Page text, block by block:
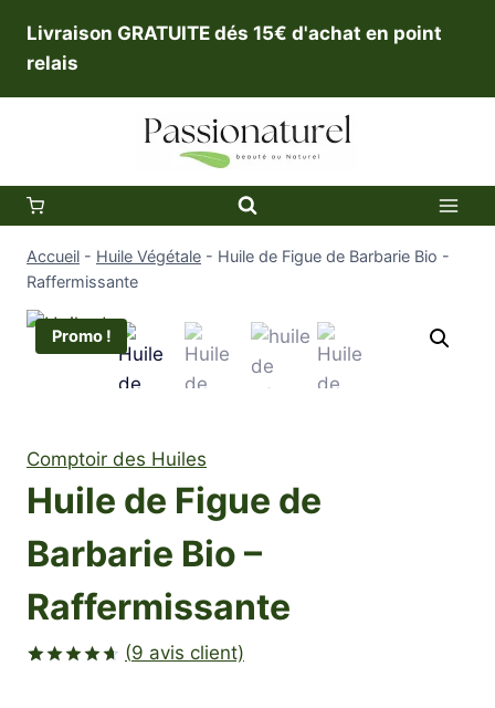
contenu
Livraison GRATUITE dés 15€ d'achat en point
relais
Accueil - Huile Végétale - Huile de Figue de Barbarie Bio -
Raffermissante
Promo !
Comptoir des Huiles
Huile de Figue de
Barbarie Bio –
Raffermissante
(9 avis client)